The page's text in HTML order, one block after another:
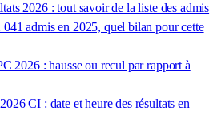
2026 : tout savoir de la liste des admis
admis en 2025, quel bilan pour cette
2026 : hausse ou recul par rapport à
CI : date et heure des résultats en